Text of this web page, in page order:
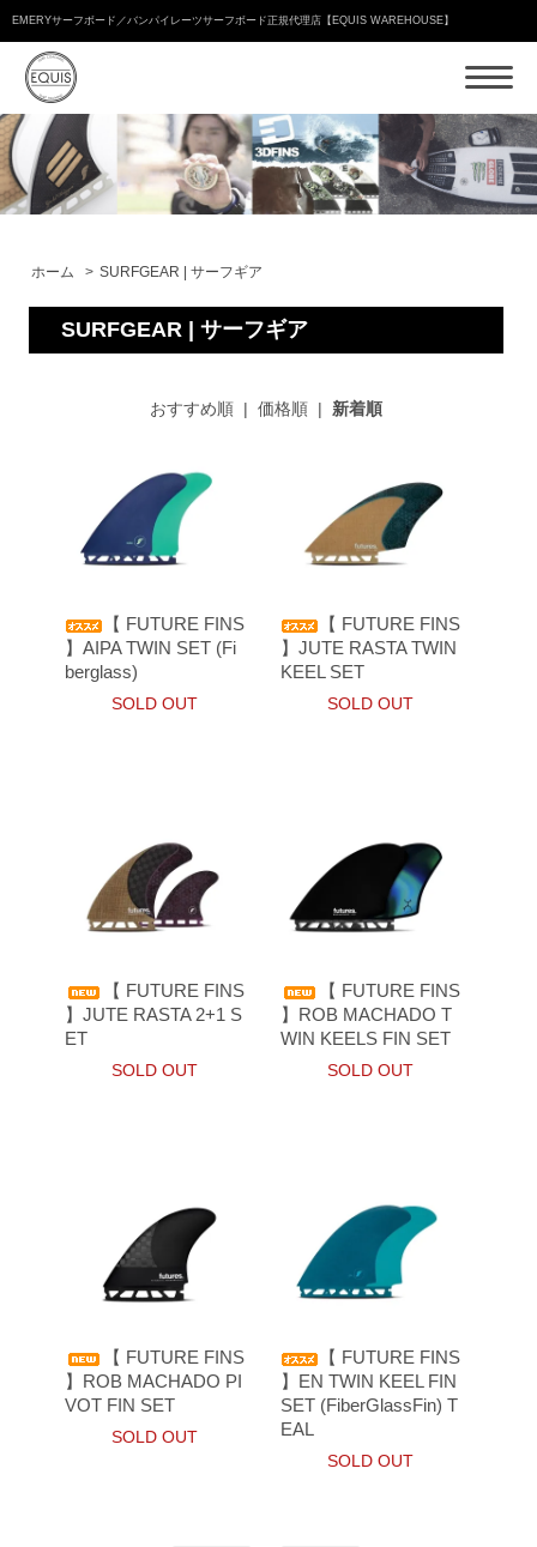
EMERYサーフボード／バンパイレーツサーフボード正規代理店【EQUIS WAREHOUSE】
ホーム > SURFGEAR | サーフギア
SURFGEAR | サーフギア
おすすめ順| 価格順| 新着順
【 FUTURE FINS
】AIPA TWIN SET (Fi
berglass)
SOLD OUT
【 FUTURE FINS
】JUTE RASTA TWIN
KEEL SET
SOLD OUT
【 FUTURE FINS
】JUTE RASTA 2+1 S
ET
SOLD OUT
【 FUTURE FINS
】ROB MACHADO T
WIN KEELS FIN SET
SOLD OUT
【 FUTURE FINS
】ROB MACHADO PI
VOT FIN SET
SOLD OUT
【 FUTURE FINS
】EN TWIN KEEL FIN
SET (FiberGlassFin) T
EAL
SOLD OUT